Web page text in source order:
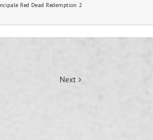
Red Dead Redemption 2
Next